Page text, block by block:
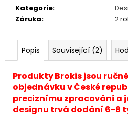
Kategorie:
Záruka: 2
Popis Související (2)
Produkty Brokis jsou
objednávku v České
preciznímu zpracování a
designu trvá dodání 6-8